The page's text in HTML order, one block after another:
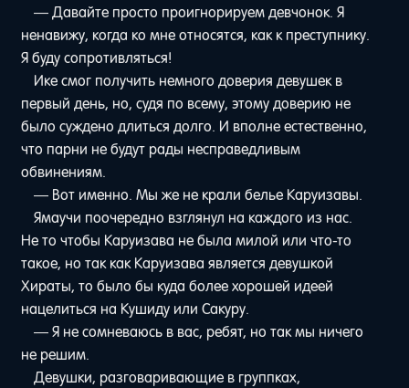
— Давайте просто проигнорируем девчонок. Я
ненавижу, когда ко мне относятся, как к преступнику.
Я буду сопротивляться!
Ике смог получить немного доверия девушек в
первый день, но, судя по всему, этому доверию не
было суждено длиться долго. И вполне естественно,
что парни не будут рады несправедливым
обвинениям.
— Вот именно. Мы же не крали белье Каруизавы.
Ямаучи поочередно взглянул на каждого из нас.
Не то чтобы Каруизава не была милой или что-то
такое, но так как Каруизава является девушкой
Хираты, то было бы куда более хорошей идеей
нацелиться на Кушиду или Сакуру.
— Я не сомневаюсь в вас, ребят, но так мы ничего
не решим.
Девушки, разговаривающие в группках,